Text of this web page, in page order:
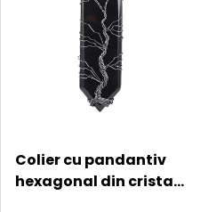
Colier cu pandantiv
hexagonal din cristal